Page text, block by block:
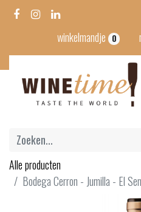
winkelmandje 0
Alle producten
Bodega Cerron - Jumilla - El